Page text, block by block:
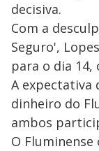
decisiva.
Com a
Seguro',
para o dia 14,
A expectativa
dinheiro do
ambos
O Fluminense